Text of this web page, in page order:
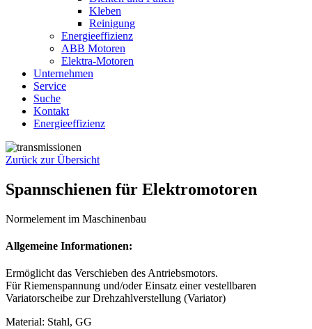
Kleben
Reinigung
Energieeffizienz
ABB Motoren
Elektra-Motoren
Unternehmen
Service
Suche
Kontakt
Energieeffizienz
Zurück zur Übersicht
Spannschienen für Elektromotoren
Normelement im Maschinenbau
Allgemeine Informationen:
Ermöglicht das Verschieben des Antriebsmotors.
Für Riemenspannung und/oder Einsatz einer vestellbaren
Variatorscheibe zur Drehzahlverstellung (Variator)
Material: Stahl, GG